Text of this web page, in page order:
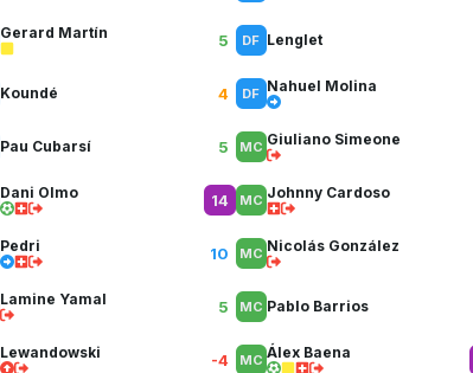
Gerard Martín 5
Koundé 4
Pau Cubarsí 5
Dani Olmo 14
Pedri 10
Lamine Yamal 5
Lewandowski -4
Lenglet
Nahuel Molina
Giuliano Simeone
Johnny Cardoso
Nicolás González
Pablo Barrios
Álex Baena